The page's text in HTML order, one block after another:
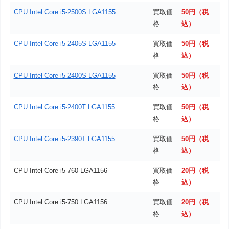
CPU Intel Core i5-2500S LGA1155
買取価
格
50円（税
込）
CPU Intel Core i5-2405S LGA1155
買取価
格
50円（税
込）
CPU Intel Core i5-2400S LGA1155
買取価
格
50円（税
込）
CPU Intel Core i5-2400T LGA1155
買取価
格
50円（税
込）
CPU Intel Core i5-2390T LGA1155
買取価
格
50円（税
込）
CPU Intel Core i5-760 LGA1156
買取価
格
20円（税
込）
CPU Intel Core i5-750 LGA1156
買取価
格
20円（税
込）